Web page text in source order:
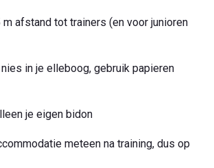
tot trainers (en voor junioren
in je elleboog, gebruik papieren
je eigen bidon
meteen na training, dus op